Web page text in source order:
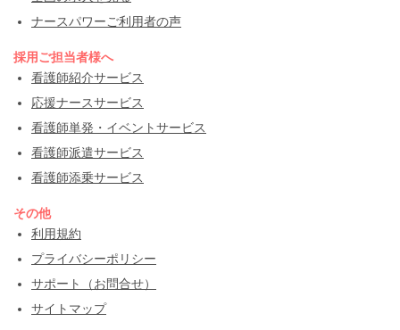
ナースパワーご利用者の声
採用ご担当者様へ
看護師紹介サービス
応援ナースサービス
看護師単発・イベントサービス
看護師派遣サービス
看護師添乗サービス
その他
利用規約
プライバシーポリシー
サポート（お問合せ）
サイトマップ